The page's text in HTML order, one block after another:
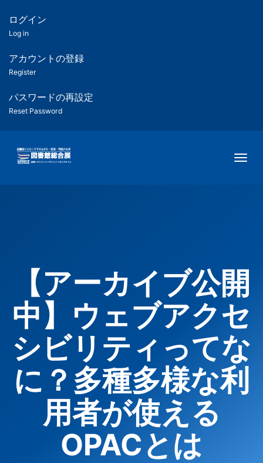
ツ
匿
名
ユ
ー
ー
用
メ
ログイン
Log in
アカウントの登録
Register
パスワードの再設定
Reset Password
【アーカイブ公開
中】ウェブアクセ
シビリティってな
に？多種多様な利
用者が使える
OPACとは